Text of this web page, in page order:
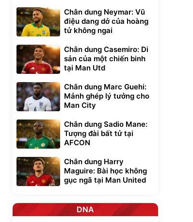
Chân dung Neymar: Vũ
điệu dang dở của hoàng
tử không ngai
Chân dung Casemiro: Di
sản của một chiến binh
tại Man Utd
Chân dung Marc Guehi:
Mảnh ghép lý tưởng cho
Man City
Chân dung Sadio Mane:
Tượng đài bất tử tại
AFCON
Chân dung Harry
Maguire: Bài học không
gục ngã tại Man United
DNA